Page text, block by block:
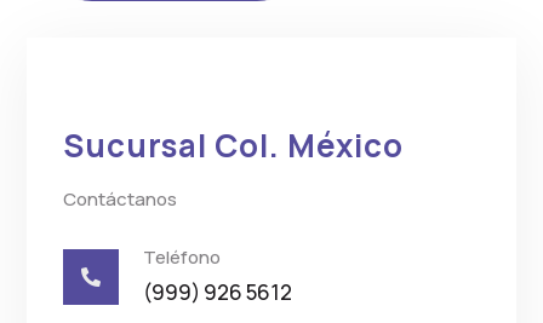
Sucursal Col. México
Contáctanos

Teléfono
(999) 926 5612